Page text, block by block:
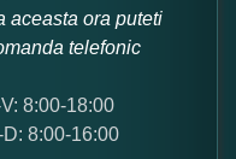
5
aceasta ora puteti
telefonic
V: 8:00-18:00
D: 8:00-16:00